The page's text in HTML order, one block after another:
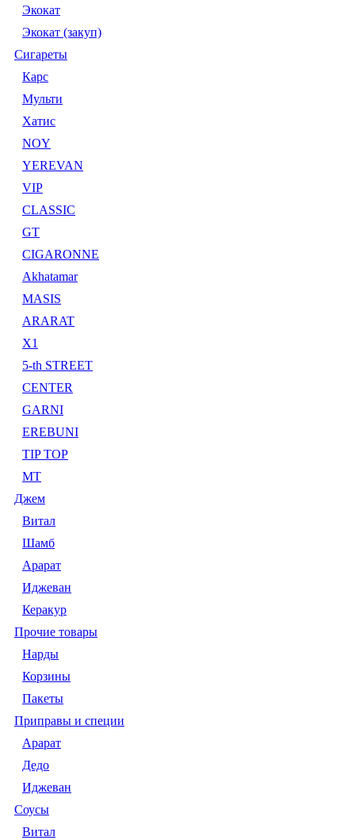
Экокат
Экокат (закуп)
Сигареты
Карс
Мульти
Хатис
NOY
YEREVAN
VIP
CLASSIC
GT
CIGARONNE
Akhatamar
MASIS
ARARAT
X1
5-th STREET
CENTER
GARNI
EREBUNI
TIP TOP
MT
Джем
Витал
Шамб
Арарат
Иджеван
Керакур
Прочие товары
Нарды
Корзины
Пакеты
Приправы и специи
Арарат
Дедо
Иджеван
Соусы
Витал